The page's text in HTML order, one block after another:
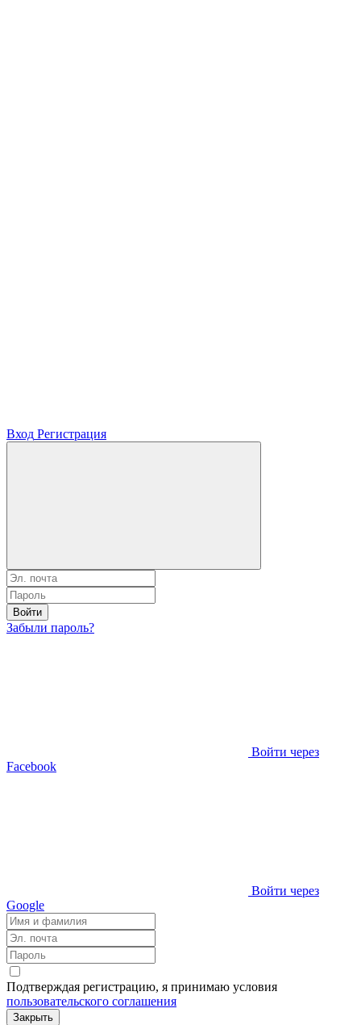
Вход Регистрация
Войти
Забыли пароль?
Войти через
Facebook
Войти через
Google
Подтверждая регистрацию, я принимаю условия
пользовательского соглашения
Закрыть